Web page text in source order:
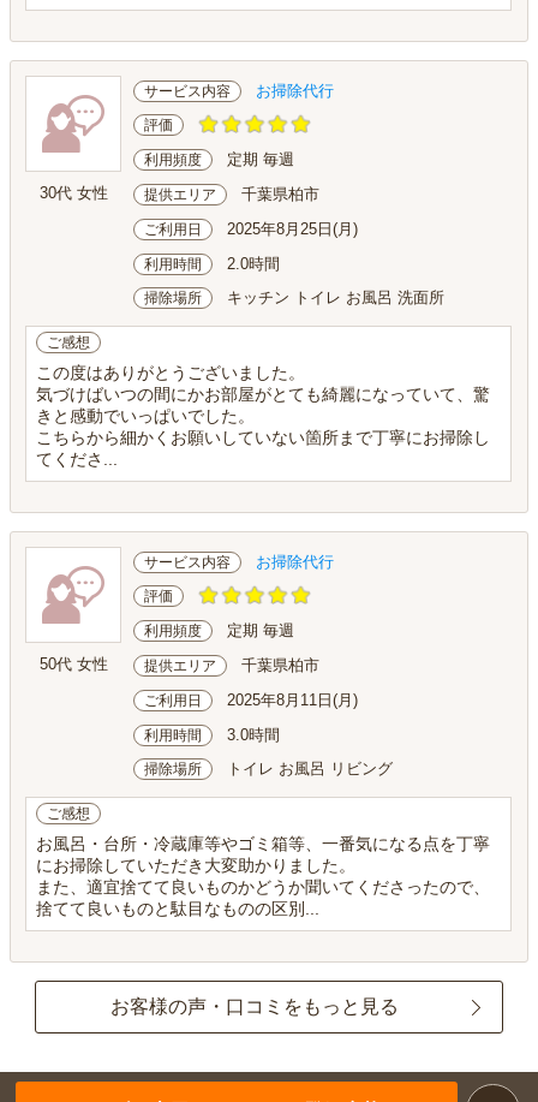
30代 女性
サービス内容 お掃除代行
評価
利用頻度 定期 毎週
提供エリア 千葉県柏市
ご利用日 2025年8月25日(月)
利用時間 2.0時間
掃除場所 キッチン トイレ お風呂 洗面所
ご感想
この度はありがとうございました。
気づけばいつの間にかお部屋がとても綺麗になっていて、驚
きと感動でいっぱいでした。
こちらから細かくお願いしていない箇所まで丁寧にお掃除し
てくださ...
50代 女性
サービス内容 お掃除代行
評価
利用頻度 定期 毎週
提供エリア 千葉県柏市
ご利用日 2025年8月11日(月)
利用時間 3.0時間
掃除場所 トイレ お風呂 リビング
ご感想
お風呂・台所・冷蔵庫等やゴミ箱等、一番気になる点を丁寧
にお掃除していただき大変助かりました。
また、適宜捨てて良いものかどうか聞いてくださったので、
捨てて良いものと駄目なものの区別...
お客様の声・口コミをもっと見る